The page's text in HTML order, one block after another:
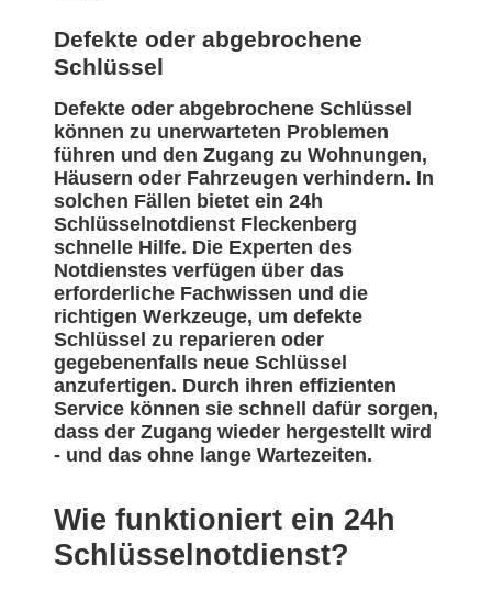
Defekte oder abgebrochene
Schlüssel
Defekte oder abgebrochene Schlüssel
können zu unerwarteten Problemen
führen und den Zugang zu Wohnungen,
Häusern oder Fahrzeugen verhindern. In
solchen Fällen bietet ein 24h
Schlüsselnotdienst Fleckenberg
schnelle Hilfe. Die Experten des
Notdienstes verfügen über das
erforderliche Fachwissen und die
richtigen Werkzeuge, um defekte
Schlüssel zu reparieren oder
gegebenenfalls neue Schlüssel
anzufertigen. Durch ihren effizienten
Service können sie schnell dafür sorgen,
dass der Zugang wieder hergestellt wird
- und das ohne lange Wartezeiten.
Wie funktioniert ein 24h
Schlüsselnotdienst?